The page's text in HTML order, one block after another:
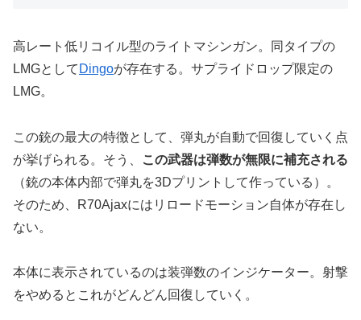
高レート低リコイル型のライトマシンガン。同タイプの
LMGとして Dingoが存在する。サプライドロップ限定の
LMG。
この銃の最大の特徴として、弾丸が自動で回復していく点
が挙げられる。そう、
この武器は弾数が無限に補充される
（銃の本体内部で弾丸を3Dプリントして作っている）。
そのため、R70Ajaxにはリロードモーション自体が存在し
ない。
本体に表示されているのは装弾数のインジケーター。射撃
をやめるとこれがどんどん回復していく。